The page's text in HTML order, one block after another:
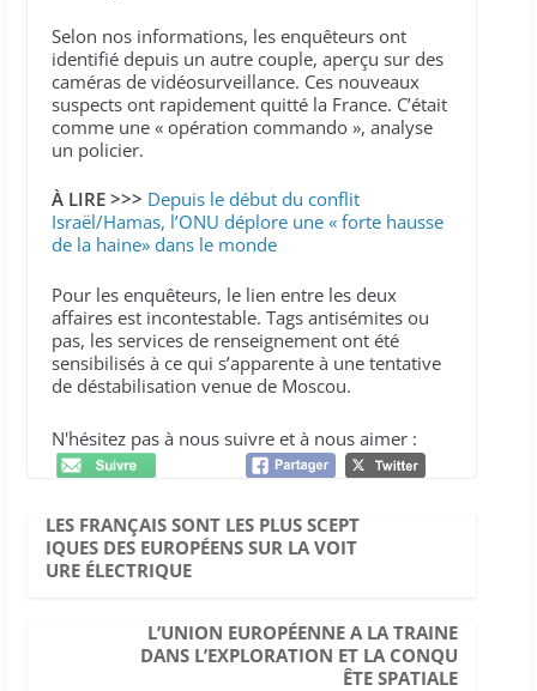
Selon nos informations, les enquêteurs ont
identifié depuis un autre couple, aperçu sur des
caméras de vidéosurveillance. Ces nouveaux
suspects ont rapidement quitté la France. C’était
comme une « opération commando », analyse
un policier.
À LIRE >>> Depuis le début du conflit
Israël/Hamas, l’ONU déplore une « forte hausse
de la haine» dans le monde
Pour les enquêteurs, le lien entre les deux
affaires est incontestable. Tags antisémites ou
pas, les services de renseignement ont été
sensibilisés à ce qui s’apparente à une tentative
de déstabilisation venue de Moscou.
N'hésitez pas à nous suivre et à nous aimer :
LES FRANÇAIS SONT LES PLUS SCEPT
IQUES DES EUROPÉENS SUR LA VOIT
URE ÉLECTRIQUE
L’UNION EUROPÉENNE A LA TRAINE
DANS L’EXPLORATION ET LA CONQU
ÊTE SPATIALE